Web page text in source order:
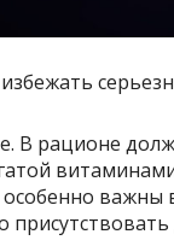
В рационе